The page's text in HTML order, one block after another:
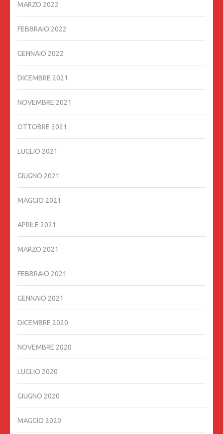
MARZO 2022
FEBBRAIO 2022
GENNAIO 2022
DICEMBRE 2021
NOVEMBRE 2021
OTTOBRE 2021
LUGLIO 2021
GIUGNO 2021
MAGGIO 2021
APRILE 2021
MARZO 2021
FEBBRAIO 2021
GENNAIO 2021
DICEMBRE 2020
NOVEMBRE 2020
LUGLIO 2020
GIUGNO 2020
MAGGIO 2020